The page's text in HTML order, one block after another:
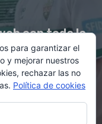
con toda la
C.F.
para garantizar el
y mejorar nuestros
rechazar las no
Política de cookies